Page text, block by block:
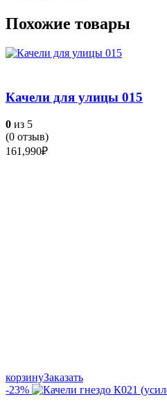
Похожие товары
Качели для улицы 015
0 из 5
(0 отзыв)
161,990₽
корзинуЗаказать
-23%